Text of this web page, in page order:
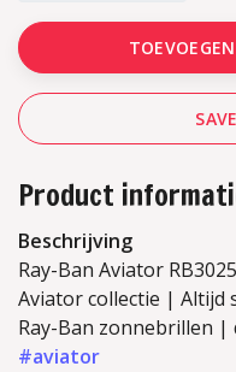
Product
Beschrijving
Ray-Ban Aviator
Aviator collectie | Altijd
Ray-Ban zonnebrillen |
#aviator